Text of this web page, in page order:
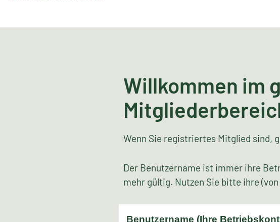
Willkommen im
Wenn Sie registriertes Mitglied sind,
Der Benutzername ist immer ihre
mehr gültig. Nutzen Sie bitte ihre